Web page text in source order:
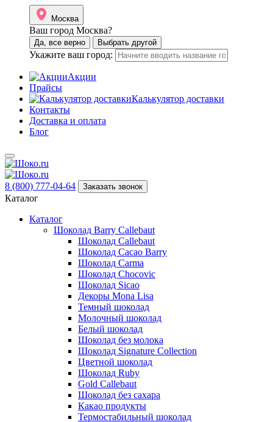
Москва
Ваш город Москва?
Да, все верно Выбрать другой
Укажите ваш город:
Акции
Прайсы
Калькулятор доставки
Контакты
Доставка и оплата
Блог
8 (800) 777-04-64 Заказать звонок
Каталог
Каталог
Шоколад Barry Callebaut
Шоколад Callebaut
Шоколад Cacao Barry
Шоколад Carma
Шоколад Chocovic
Шоколад Sicao
Декоры Mona Lisa
Темный шоколад
Молочный шоколад
Белый шоколад
Шоколад без молока
Шоколад Signature Collection
Цветной шоколад
Шоколад Ruby
Gold Callebaut
Шоколад без сахара
Какао продукты
Термостабильный шоколад